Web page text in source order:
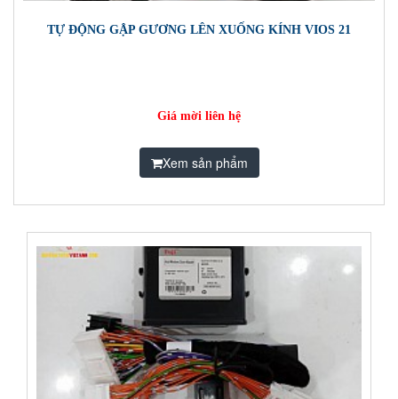
TỰ ĐỘNG GẬP GƯƠNG LÊN XUỐNG KÍNH VIOS 21
Giá mời liên hệ
Xem sản phẩm